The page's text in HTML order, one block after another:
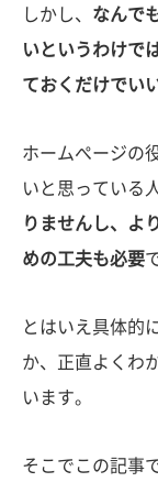
しかし、 なんで
いというわけで
ておくだけでい
ホームぺージの
いと思っている
りませんし、よ
めの工夫も必要
とはいえ具体的
か、正直よくわ
います。
そこでこの記事